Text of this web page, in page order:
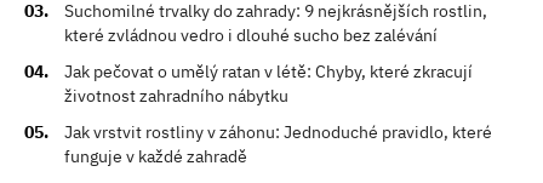
Suchomilné trvalky do zahrady: 9 nejkrásnějších rostlin,
které zvládnou vedro i dlouhé sucho bez zalévání
Jak pečovat o umělý ratan v létě: Chyby, které zkracují
životnost zahradního nábytku
Jak vrstvit rostliny v záhonu: Jednoduché pravidlo, které
funguje v každé zahradě